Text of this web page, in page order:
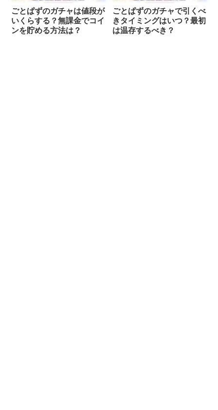
ごとぱずのガチャは値段が
いくらする？無課金でコイ
ンを貯める方法は？
ごとぱずのガチャで引くべ
きタイミングはいつ？最初
は温存するべき？